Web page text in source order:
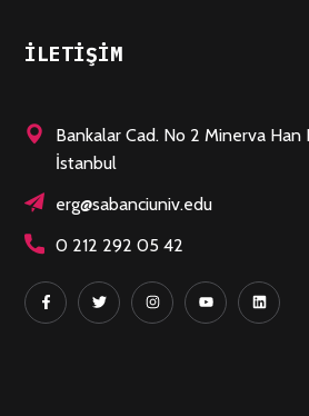
ILETIŞIM
Bankalar Cad. No 2 Minerva Han
İstanbul
erg@sabanciuniv.edu
0 212 292 05 42